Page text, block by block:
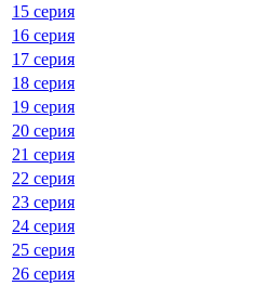
15 серия
16 серия
17 серия
18 серия
19 серия
20 серия
21 серия
22 серия
23 серия
24 серия
25 серия
26 серия